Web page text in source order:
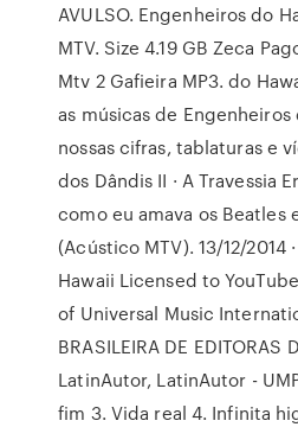
AVULSO. Engenheiros do
MTV. Size 4.19 GB Zeca
Mtv 2 Gafieira MP3. do
as músicas de
nossas cifras, tablaturas e
dos Dândis II · A Travessia
como eu amava os Beatles
(Acústico MTV). 13/12/2014
Hawaii Licensed to
of Universal Music
BRASILEIRA DE EDITORAS
LatinAutor, LatinAutor -
fim 3. Vida real 4. Infinita